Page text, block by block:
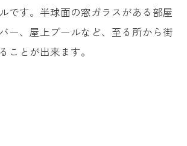
です。半球面の窓ガラスがある部屋
ー、屋上プールなど、至る所から街
ことが出来ます。